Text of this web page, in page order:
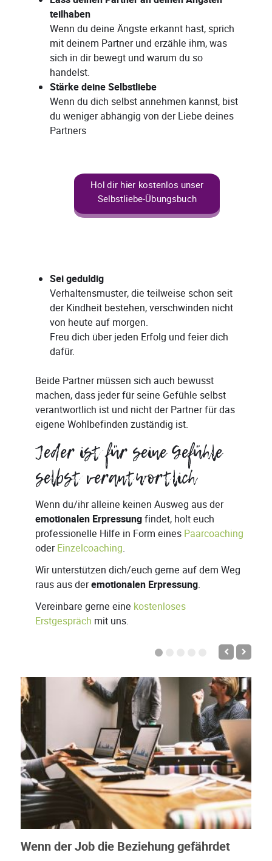
teilhaben
Wenn du deine Ängste erkannt hast, sprich
mit deinem Partner und erzähle ihm, was
sich in dir bewegt und warum du so
handelst.
Stärke deine Selbstliebe
Wenn du dich selbst annehmen kannst, bist
du weniger abhängig von der Liebe deines
Partners
Hol dir hier kostenlos unser
Selbstliebe-Übungsbuch
Sei geduldig
Verhaltensmuster, die teilweise schon seit
der Kindheit bestehen, verschwinden nicht
von heute auf morgen.
Freu dich über jeden Erfolg und feier dich
dafür.
Beide Partner müssen sich auch bewusst
machen, dass jeder für seine Gefühle selbst
verantwortlich ist und nicht der Partner für das
eigene Wohlbefinden zuständig ist.
Jeder ist für seine Gefühle
selbst verantwortlich
Wenn du/ihr alleine keinen Ausweg aus der
emotionalen Erpressungfindet, holt euch
professionelle Hilfe in Form eines Paarcoaching
oderEinzelcoaching.
Wir unterstützen dich/euch gerne auf dem Weg
raus aus deremotionalen Erpressung.
Vereinbare gerne eine kostenloses
Erstgespräch mit uns.
Wenn der Job die Beziehung gefährdet